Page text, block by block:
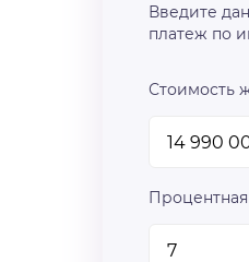
Введите
платеж по
Стоимость
Процентная